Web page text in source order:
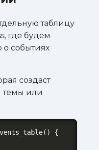
таблицу
где будем
событиях
создаст
темы или
{